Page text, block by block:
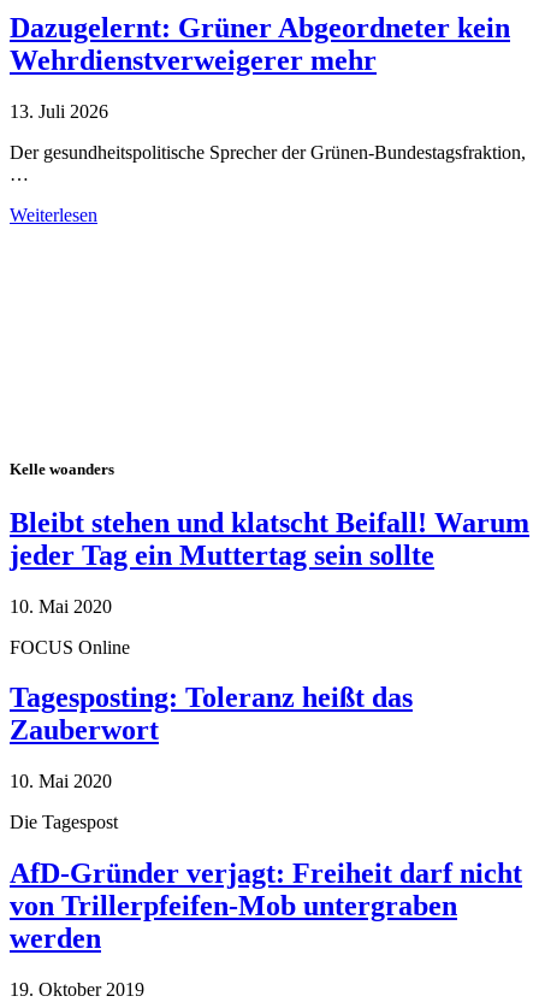
Dazugelernt: Grüner Abgeordneter kein
Wehrdienstverweigerer mehr
13. Juli 2026
Der gesundheitspolitische Sprecher der Grünen-Bundestagsfraktion,
…
Weiterlesen
Kelle woanders
Bleibt stehen und klatscht Beifall! Warum
jeder Tag ein Muttertag sein sollte
10. Mai 2020
FOCUS Online
Tagesposting: Toleranz heißt das
Zauberwort
10. Mai 2020
Die Tagespost
AfD-Gründer verjagt: Freiheit darf nicht
von Trillerpfeifen-Mob untergraben
werden
19. Oktober 2019